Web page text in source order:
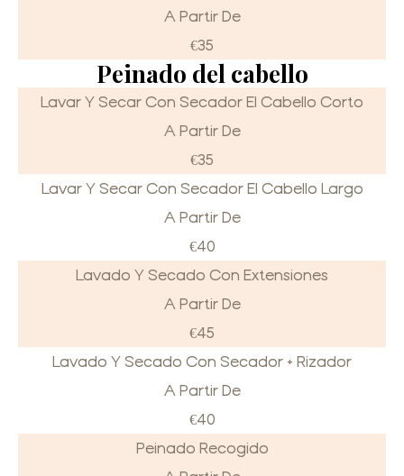
A Partir De
€35
Peinado del cabello
Lavar Y Secar Con Secador El Cabello Corto
A Partir De
€35
Lavar Y Secar Con Secador El Cabello Largo
A Partir De
€40
Lavado Y Secado Con Extensiones
A Partir De
€45
Lavado Y Secado Con Secador + Rizador
A Partir De
€40
Peinado Recogido